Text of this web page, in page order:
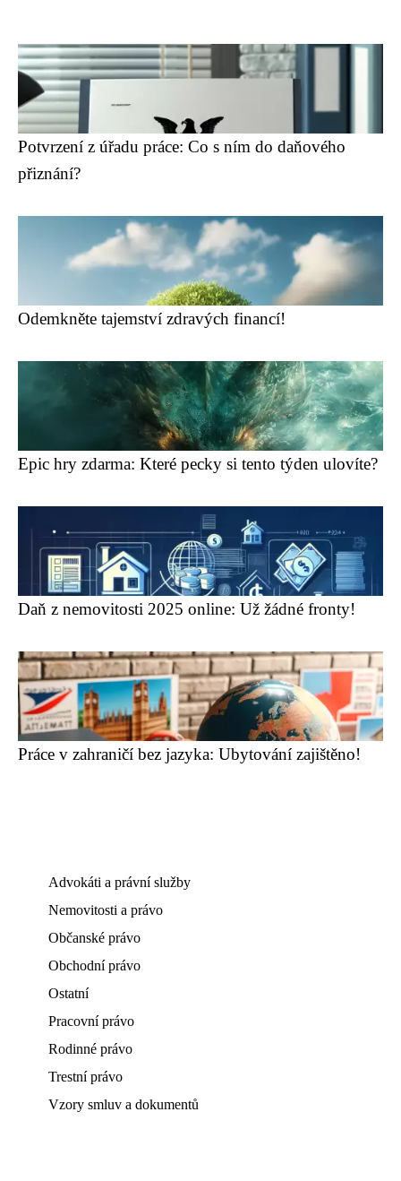
Potvrzení z úřadu práce: Co s ním do daňového
přiznání?
Odemkněte tajemství zdravých financí!
Epic hry zdarma: Které pecky si tento týden ulovíte?
Daň z nemovitosti 2025 online: Už žádné fronty!
Práce v zahraničí bez jazyka: Ubytování zajištěno!
Advokáti a právní služby
Nemovitosti a právo
Občanské právo
Obchodní právo
Ostatní
Pracovní právo
Rodinné právo
Trestní právo
Vzory smluv a dokumentů